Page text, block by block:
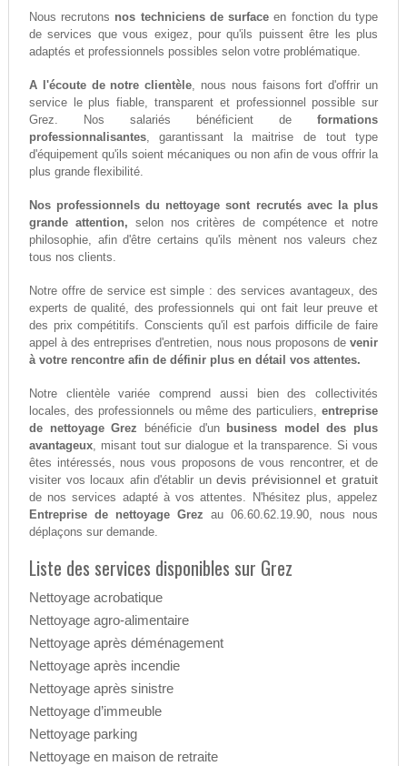
Nous recrutons nos techniciens de surface en fonction du type
de services que vous exigez, pour qu'ils puissent être les plus
adaptés et professionnels possibles selon votre problématique.
A l'écoute de notre clientèle, nous nous faisons fort d'offrir un
service le plus fiable, transparent et professionnel possible sur
Grez. Nos salariés bénéficient deformations
professionnalisantes, garantissant la maitrise de tout type
d'équipement qu'ils soient mécaniques ou non afin de vous offrir la
plus grande flexibilité.
Nos professionnels du nettoyage sont recrutés avec la plus
grande attention, selon nos critères de compétence et notre
philosophie, afin d'être certains qu'ils mènent nos valeurs chez
tous nos clients.
Notre offre de service est simple : des services avantageux, des
experts de qualité, des professionnels qui ont fait leur preuve et
des prix compétitifs. Conscients qu'il est parfois difficile de faire
appel à des entreprises d'entretien, nous nous proposons devenir
à votre rencontre afin de définir plus en détail vos attentes.
Notre clientèle variée comprend aussi bien des collectivités
locales, des professionnels ou même des particuliers,entreprise
de nettoyage Grez bénéficie d'un business model des plus
avantageux, misant tout sur dialogue et la transparence. Si vous
êtes intéressés, nous vous proposons de vous rencontrer, et de
visiter vos locaux afin d'établir undevis prévisionnel et gratuit
de nos services adapté à vos attentes. N'hésitez plus, appelez
Entreprise de nettoyage Grez au 06.60.62.19.90, nous nous
déplaçons sur demande.
Liste des services disponibles sur Grez
Nettoyage acrobatique
Nettoyage agro-alimentaire
Nettoyage après déménagement
Nettoyage après incendie
Nettoyage après sinistre
Nettoyage d’immeuble
Nettoyage parking
Nettoyage en maison de retraite